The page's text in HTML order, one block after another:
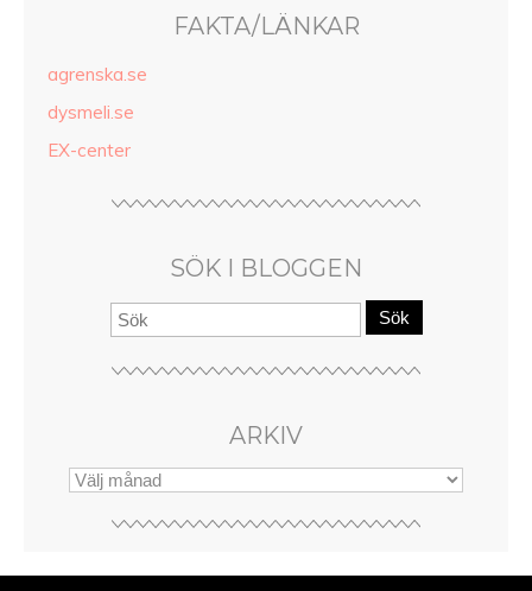
FAKTA/LÄNKAR
agrenska.se
dysmeli.se
EX-center
SÖK I BLOGGEN
Sök
ARKIV